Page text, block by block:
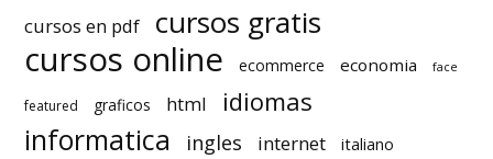
cursos en pdf cursos gratis
cursos online ecommerce economia face
featured graficos html idiomas
informatica ingles internet italiano